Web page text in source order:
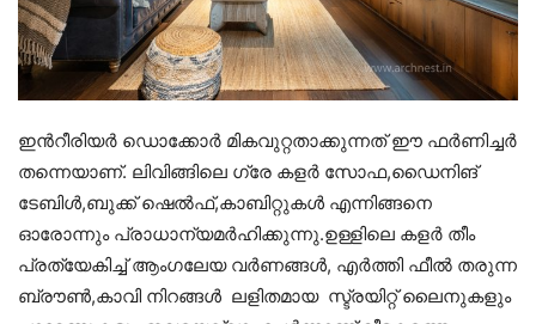
ഇൻറീരിയർ ഡൊക്കോർ മികവുറ്റതാക്കുന്നത് ഈ ഫർണിച്ചർ
തന്നെയാണ്. ലിവിങ്ങിലെ ഗ്രേ കളർ സോഫ,ഡൈനിങ്
ടേബിൾ,ബുക്ക് ഷെൽഫ്,കാബിറ്റുകൾ എന്നിങ്ങനെ
ഓരോന്നും പ്രാധാന്യമർഹിക്കുന്നു.ഉള്ളിലെ കളർ തീം
പ്രത്യേകിച്ച് ആംഗലേയ വർണങ്ങൾ, എർത്തി ഫീൽ തരുന്ന
ബ്രൗൺ,കാവി നിറങ്ങൾ ലളിതമായ സ്ട്രയിറ്റ് ലൈനുകളും